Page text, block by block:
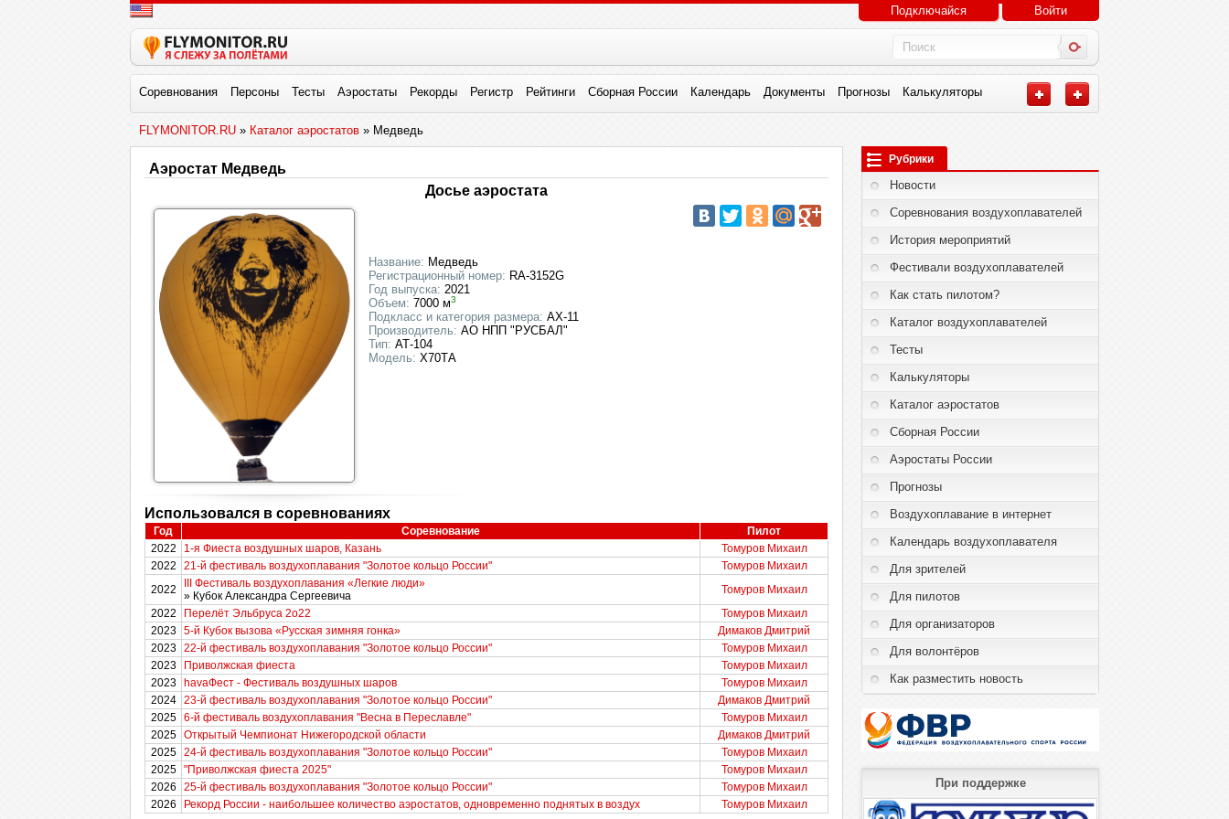
Подключайся Войти
Соревнования Персоны Тесты Аэростаты Рекорды Регистр Рейтинги Сборная России Календарь Документы Прогнозы Калькуляторы
FLYMONITOR.RU » Каталог аэростатов » Медведь
Аэростат Медведь
Досье аэростата
Название: Медведь
Регистрационный номер: RA-3152G
Год выпуска: 2021
Объем: 7000 м3
Подкласс и категория размера: AX-11
Производитель: АО НПП "РУСБАЛ"
Тип: АТ-104
Модель: Х70ТА
Использовался в соревнованиях
Год Соревнование
Пилот
2022
1-я Фиеста воздушных шаров, Казань
Томуров Михаил
2022
21-й фестиваль воздухоплавания "Золотое кольцо России"
Томуров Михаил
2022
III Фестиваль воздухоплавания «Легкие люди»
» Кубок Александра Сергеевича
Томуров Михаил
2022
Перелёт Эльбруса 2о22
Томуров Михаил
2023
5-й Кубок вызова «Русская зимняя гонка»
Димаков Дмитрий
2023
22-й фестиваль воздухоплавания "Золотое кольцо России"
Томуров Михаил
2023
Приволжская фиеста
Томуров Михаил
2023
havaФест - Фестиваль воздушных шаров
Томуров Михаил
2024
23-й фестиваль воздухоплавания "Золотое кольцо России"
Димаков Дмитрий
2025
6-й фестиваль воздухоплавания "Весна в Переславле"
Томуров Михаил
2025
Открытый Чемпионат Нижегородской области
Димаков Дмитрий
2025
24-й фестиваль воздухоплавания "Золотое кольцо России"
Томуров Михаил
2025
"Приволжская фиеста 2025"
Томуров Михаил
2026
25-й фестиваль воздухоплавания "Золотое кольцо России"
Томуров Михаил
2026
Рекорд России - наибольшее количество аэростатов, одновременно поднятых в воздух Томуров Михаил
Рубрики
Новости
Соревнования воздухоплавателей
История мероприятий
Фестивали воздухоплавателей
Как стать пилотом?
Каталог воздухоплавателей
Тесты
Калькуляторы
Каталог аэростатов
Сборная России
Аэростаты России
Прогнозы
Воздухоплавание в интернет
Календарь воздухоплавателя
Для зрителей
Для пилотов
Для организаторов
Для волонтёров
Как разместить новость
При поддержке